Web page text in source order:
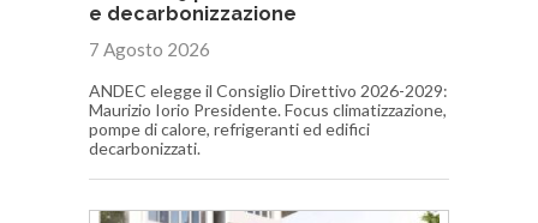
e decarbonizzazione
7 Agosto 2026
ANDEC elegge il Consiglio Direttivo 2026-2029:
Maurizio Iorio Presidente. Focus climatizzazione,
pompe di calore, refrigeranti ed edifici
decarbonizzati.